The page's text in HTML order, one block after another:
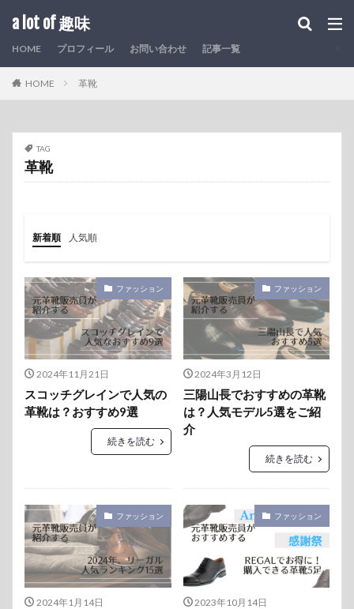
a lot of 趣味
HOME プロフィール お問い合わせ 記事一覧
HOME 革靴
TAG
革靴
新着順 人気順
ファッション
2024年11月21日
スコッチグレインで人気の
革靴は？おすすめ9選
続きを読む
ファッション
2024年3月12日
三陽山長でおすすめの革靴
は？人気モデル5選をご紹
介
続きを読む
ファッション
2024年1月14日
ファッション
2023年10月14日